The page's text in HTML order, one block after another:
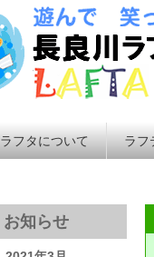
ラフタについて ラフ
お知らせ